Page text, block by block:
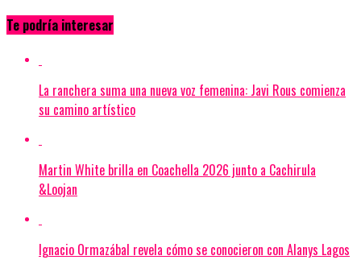
Te podría interesar
La ranchera suma una nueva voz femenina: Javi Rous comienza
su camino artístico
Martin White brilla en Coachella 2026 junto a Cachirula
&Loojan
Ignacio Ormazábal revela cómo se conocieron con Alanys Lagos